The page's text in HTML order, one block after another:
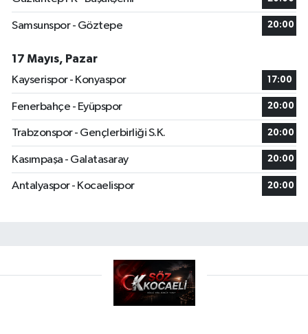
Samsunspor - Göztepe 20:00
17 Mayıs, Pazar
Kayserispor - Konyaspor
17:00
Fenerbahçe - Eyüpspor 20:00
Trabzonspor - Gençlerbirliği S.K. 20:00
Kasımpaşa - Galatasaray 20:00
Antalyaspor - Kocaelispor 20:00